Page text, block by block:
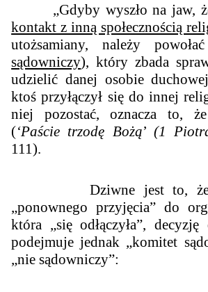
„Gdyby wyszło na jaw,
kontakt z inną społecznością
utożsamiany, należy
sądowniczy), który zbada
udzielić danej osobie
ktoś przyłączył się do innej
niej pozostać, oznacza to, że
(‘Paście trzodę Bożą’ (1
111).
Dziwne jest to, że w
„ponownego przyjęcia” do
która „się odłączyła”,
podejmuje jednak „komitet
„nie sądowniczy”: